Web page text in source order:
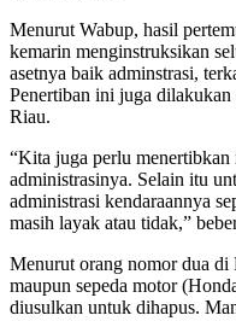
Menurut Wabup, hasil
kemarin menginstruksikan
asetnya baik adminstrasi,
Penertiban ini juga
Riau.
“Kita juga perlu
administrasinya. Selain itu
administrasi kendaraannya
masih layak atau tidak,”
Menurut orang nomor dua di
maupun sepeda motor
diusulkan untuk dihapus.